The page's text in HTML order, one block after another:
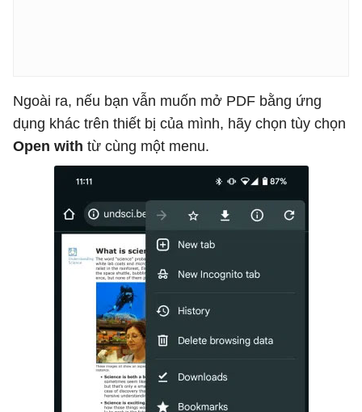
Ngoài ra, nếu bạn vẫn muốn mở PDF bằng ứng
dụng khác trên thiết bị của mình, hãy chọn tùy chọn
Open with từ cùng một menu.